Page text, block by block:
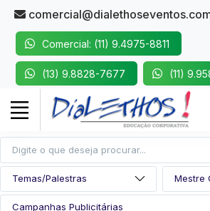
Comercial: (11) 9.4975-8811
(13) 9.8828-7677 (11)